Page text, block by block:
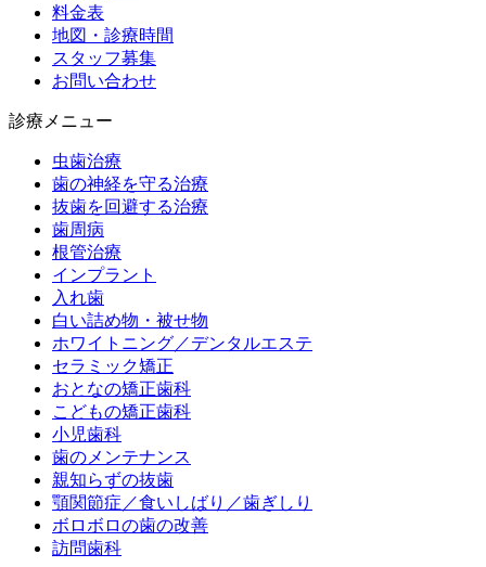
料金表
地図・診療時間
スタッフ募集
お問い合わせ
診療メニュー
虫歯治療
歯の神経を守る治療
抜歯を回避する治療
歯周病
根管治療
インプラント
入れ歯
白い詰め物・被せ物
ホワイトニング／デンタルエステ
セラミック矯正
おとなの矯正歯科
こどもの矯正歯科
小児歯科
歯のメンテナンス
親知らずの抜歯
顎関節症／食いしばり／歯ぎしり
ボロボロの歯の改善
訪問歯科